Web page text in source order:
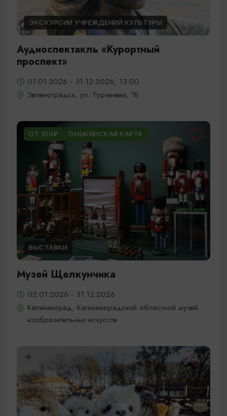
ЭКСКУРСИИ УЧРЕЖДЕНИЙ КУЛЬТУРЫ
Аудиоспектакль «Курортный
проспект»
01.01.2026 - 31.12.2026, 13:00
Зеленоградск, ул. Тургенева, 1Б
ОТ 100₽ ПУШКИНСКАЯ КАРТА
ВЫСТАВКИ
Музей Щелкунчика
02.01.2026 - 31.12.2026
Калининград, Калининградский областной музей
изобразительных искусств